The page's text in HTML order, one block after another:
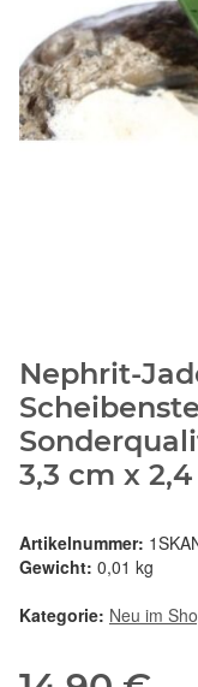
Nephrit-
3,3 cm x
Artikelnummer:
Gewicht: 0,01 kg
Kategorie: Neu im